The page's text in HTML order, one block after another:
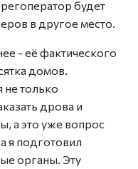
будет
в другое место.
- её фактического
домов.
не только
дрова и
а это уже вопрос
я подготовил
органы. Эту